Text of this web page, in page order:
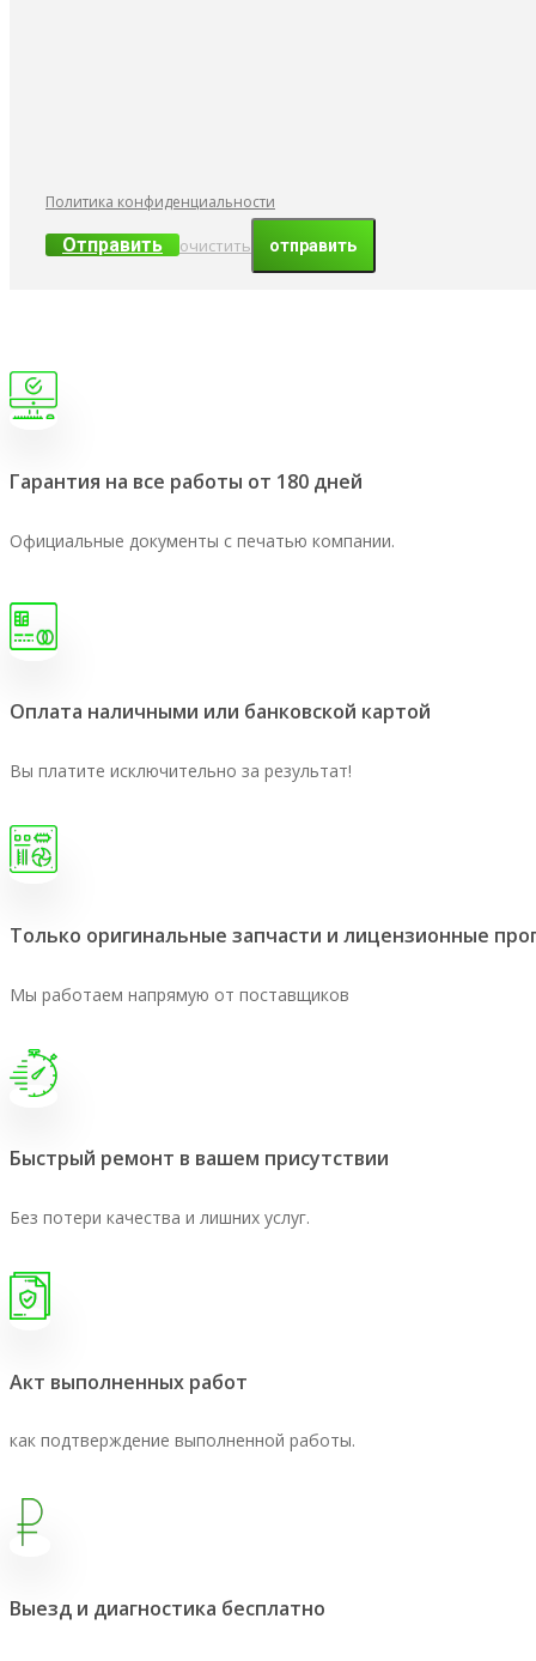
Политика конфиденциальности
Отправить очистить
Гарантия на все работы от 180 дней
Официальные документы с печатью компании.
Оплата наличными или банковской картой
Вы платите исключительно за результат!
Только оригинальные запчасти и лицензионные
Мы работаем напрямую от поставщиков
Быстрый ремонт в вашем присутствии
Без потери качества и лишних услуг.
Акт выполненных работ
как подтверждение выполненной работы.
Выезд и диагностика бесплатно